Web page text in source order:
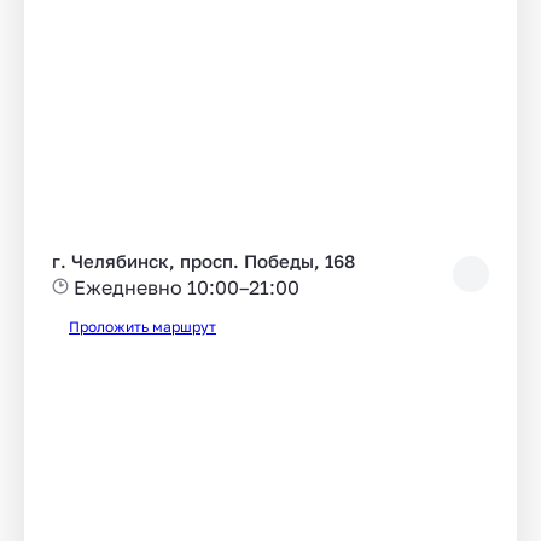
г. Челябинск, просп. Победы, 168
Ежедневно 10:00–21:00
Проложить маршрут